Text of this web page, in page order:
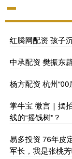
红腾网配资 孩子
中承配资 樊振东
杨方配资 杭州
掌牛宝 微言｜摆
线的“摇钱树”？
易多投资 76年皮
军长，我是张桃